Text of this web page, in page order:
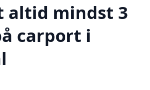
altid mindst 3
carport i